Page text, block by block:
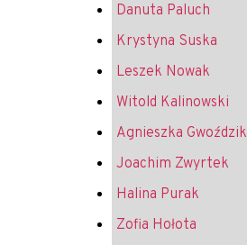
Danuta Paluch
Krystyna Suska
Leszek Nowak
Witold Kalinowski
Agnieszka Gwoździk
Joachim Zwyrtek
Halina Purak
Zofia Hołota